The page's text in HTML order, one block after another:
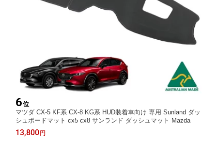
6位
マツダ CX-5 KF系 CX-8 KG系 HUD装着車向け 専用 Sunland ダッ
シュボードマット cx5 cx8 サンランド ダッシュマット Mazda
13,800 円